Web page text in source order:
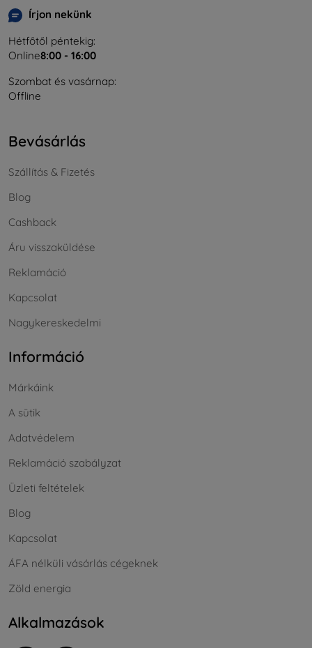
Írjon nekünk
Hétfőtől péntekig:
Online8:00 - 16:00
Szombat és vasárnap:
Offline
Bevásárlás
Szállítás & Fizetés
Blog
Cashback
Áru visszaküldése
Reklamáció
Kapcsolat
Nagykereskedelmi
Információ
Márkáink
A sütik
Adatvédelem
Reklamáció szabályzat
Üzleti feltételek
Blog
Kapcsolat
ÁFA nélküli vásárlás cégeknek
Zöld energia
Alkalmazások